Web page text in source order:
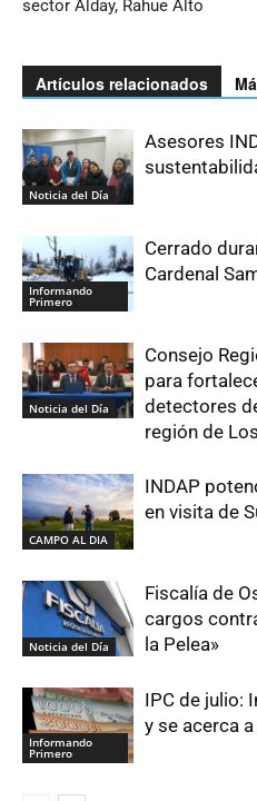
sector Alday, Rahue Alto
Artículos relacionados
Noticia del Día
Asesores
Informando
Primero
Cerrado
Cardenal
Noticia del Día
Consejo
para
detectores
región de
CAMPO AL DIA
INDAP
en visita de
Noticia del Día
Fiscalía de
cargos
la Pelea»
Informando
Primero
IPC de julio:
y se acerca